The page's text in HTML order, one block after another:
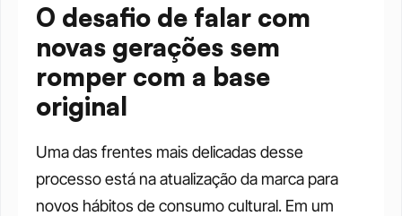
O desafio de falar com
novas gerações sem
romper com a base
original
Uma das frentes mais delicadas desse
processo está na atualização da marca para
novos hábitos de consumo cultural. Em um